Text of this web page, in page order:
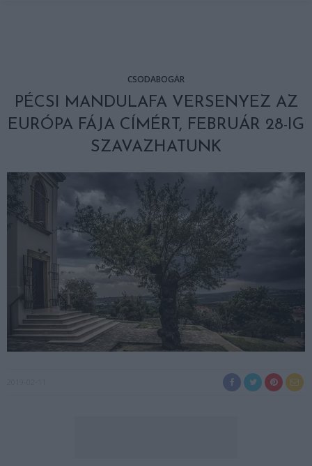
CSODABOGÁR
PÉCSI MANDULAFA VERSENYEZ AZ
EURÓPA FÁJA CÍMÉRT, FEBRUÁR 28-IG
SZAVAZHATUNK